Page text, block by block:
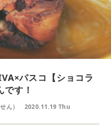
パスコ【ショコラ
す！
ん） 2020.11.19 Thu